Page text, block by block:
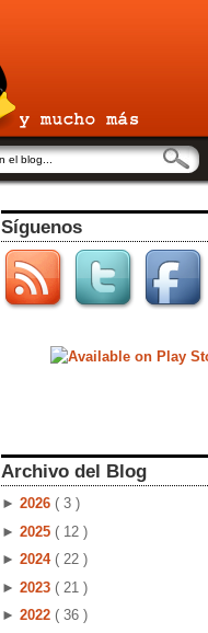
Síguenos
Archivo del Blog
► 2026 ( 3 )
► 2025 ( 12 )
► 2024 ( 22 )
► 2023 ( 21 )
► 2022 ( 36 )